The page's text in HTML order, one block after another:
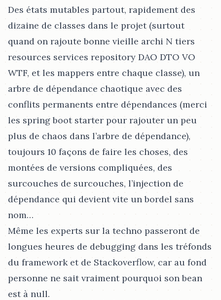
Des états mutables partout, rapidement des
dizaine de classes dans le projet (surtout
quand on rajoute bonne vieille archi N tiers
resources services repository DAO DTO VO
WTF, et les mappers entre chaque classe), un
arbre de dépendance chaotique avec des
conflits permanents entre dépendances (merci
les spring boot starter pour rajouter un peu
plus de chaos dans l’arbre de dépendance),
toujours 10 façons de faire les choses, des
montées de versions compliquées, des
surcouches de surcouches, l’injection de
dépendance qui devient vite un bordel sans
nom…​
Même les experts sur la techno passeront de
longues heures de debugging dans les tréfonds
du framework et de Stackoverflow, car au fond
personne ne sait vraiment pourquoi son bean
est à null.